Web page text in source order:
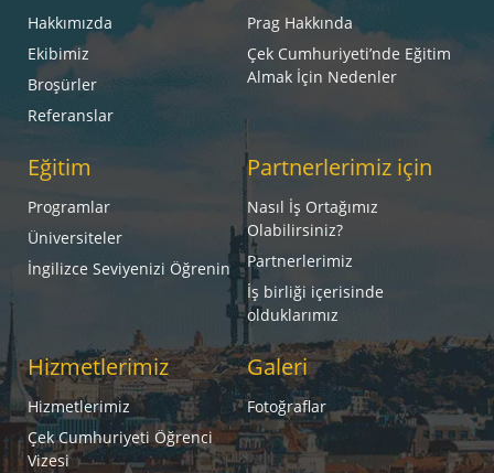
Hakkımızda
Ekibimiz
Broşürler
Referanslar
Prag Hakkında
Çek Cumhuriyeti’nde Eğitim
Almak İçin Nedenler
Eğitim
Programlar
Üniversiteler
İngilizce Seviyenizi Öğrenin
Partnerlerimiz için
Nasıl İş Ortağımız
Olabilirsiniz?
Partnerlerimiz
İş birliği içerisinde
olduklarımız
Hizmetlerimiz
Hizmetlerimiz
Çek Cumhuriyeti Öğrenci
Vizesi
Galeri
Fotoğraflar